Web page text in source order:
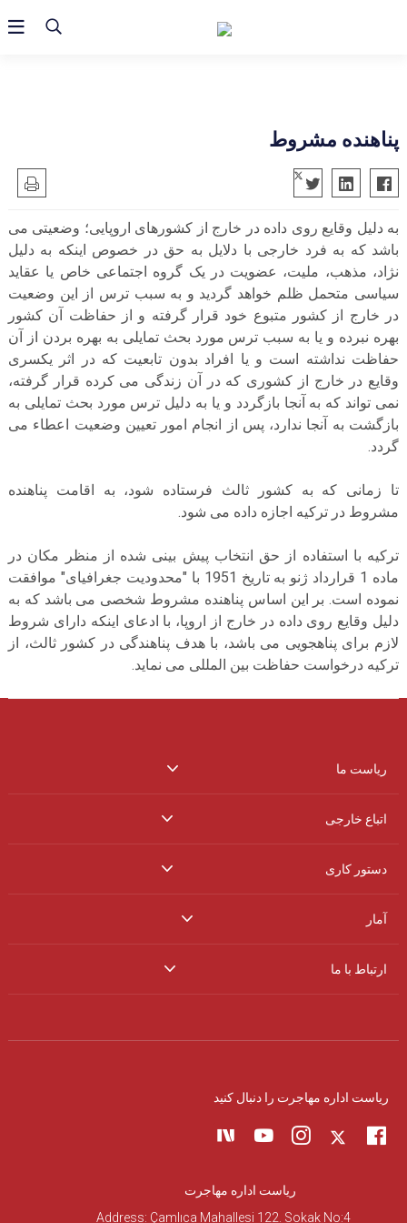
پناهنده مشروط
به دلیل وقایع روی داده در خارج از کشورهای اروپایی؛ وضعیتی می
باشد که به فرد خارجی با دلایل به حق در خصوص اینکه به دلیل
نژاد، مذهب، ملیت، عضویت در یک گروه اجتماعی خاص یا عقاید
سیاسی متحمل ظلم خواهد گردید و به سبب ترس از این وضعیت
در خارج از کشور متبوع خود قرار گرفته و از حفاظت آن کشور
بهره نبرده و یا به سبب ترس مورد بحث تمایلی به بهره بردن از آن
حفاظت نداشته است و یا افراد بدون تابعیت که در اثر یکسری
وقایع در خارج از کشوری که در آن زندگی می کرده قرار گرفته،
نمی تواند که به آنجا بازگردد و یا به دلیل ترس مورد بحث تمایلی به
بازگشت به آنجا ندارد، پس از انجام امور تعیین وضعیت اعطاء می
گردد.
تا زمانی که به کشور ثالث فرستاده شود، به اقامت پناهنده
مشروط در ترکیه اجازه داده می شود.
ترکیه با استفاده از حق انتخاب پیش بینی شده از منظر مکان در
ماده 1 قرارداد ژنو به تاریخ 1951 با "محدودیت جغرافیای" موافقت
نموده است. بر این اساس پناهنده مشروط شخصی می باشد که به
دلیل وقایع روی داده در خارج از اروپا، با ادعای اینکه دارای شروط
لازم برای پناهجویی می باشد، با هدف پناهندگی در کشور ثالث، از
ترکیه درخواست حفاظت بین المللی می نماید.
ریاست ما
اتباع خارجی
دستور کاری
آمار
ارتباط با ما
ریاست اداره مهاجرت را دنبال کنید
ریاست اداره مهاجرت
Address: Çamlıca Mahallesi 122. Sokak No:4